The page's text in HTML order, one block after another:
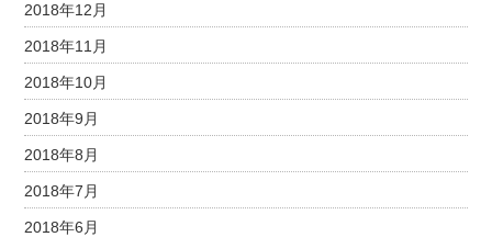
2018年12月
2018年11月
2018年10月
2018年9月
2018年8月
2018年7月
2018年6月